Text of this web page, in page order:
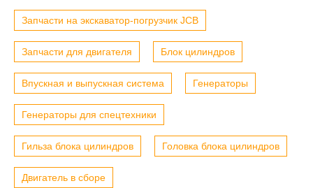
Запчасти на экскаватор-погрузчик JCB
Запчасти для двигателя Блок цилиндров
Впускная и выпускная система Генераторы
Генераторы для спецтехники
Гильза блока цилиндров Головка блока цилиндров
Двигатель в сборе